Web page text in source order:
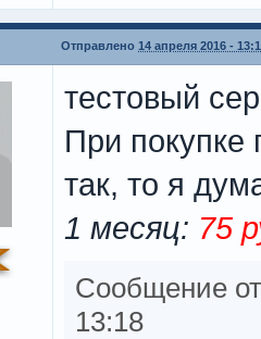
Отправлено 14 апреля 2016 -
тестовый
При покупке
так, то я
1 месяц: 75
Сообщение
13:18